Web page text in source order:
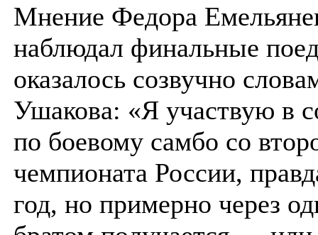
Мнение Федора
наблюдал финальные
оказалось созвучно
Ушакова: «Я участвую в
по боевому самбо со
чемпионата России,
год, но примерно через